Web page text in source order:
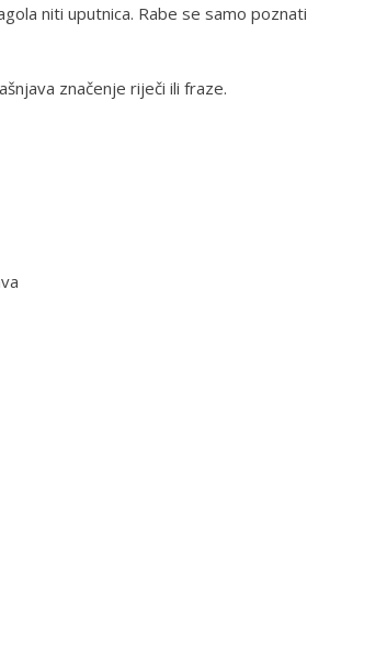
niti uputnica. Rabe se samo poznati
značenje riječi ili fraze.